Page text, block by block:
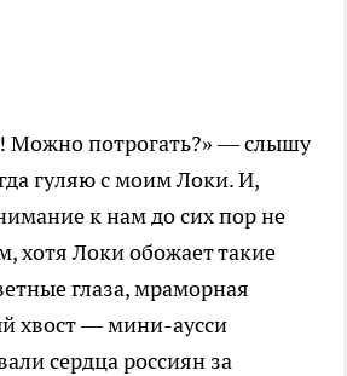
Можно потрогать?» — слышу
гуляю с моим Локи. И,
к нам до сих пор не
хотя Локи обожает такие
глаза, мраморная
хвост — мини-аусси
сердца россиян за